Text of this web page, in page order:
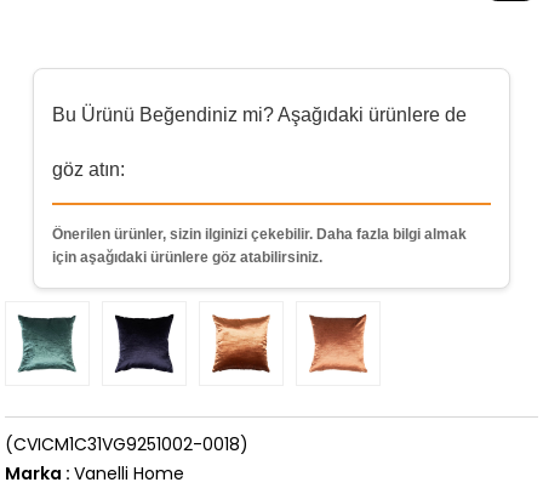
Bu Ürünü Beğendiniz mi? Aşağıdaki ürünlere de
göz atın:
Önerilen ürünler, sizin ilginizi çekebilir. Daha fazla bilgi almak
için aşağıdaki ürünlere göz atabilirsiniz.
(CVICM1C31VG9251002-0018)
Marka : Vanelli Home